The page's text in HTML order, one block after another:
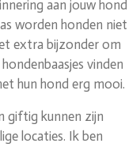
aan jouw hond
worden honden niet
extra bijzonder om
vinden
hun hond erg mooi.
giftig kunnen zijn
locaties. Ik ben